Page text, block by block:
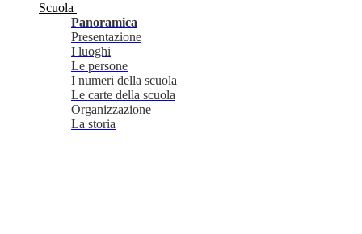
Scuola
Panoramica
Presentazione
I luoghi
Le persone
I numeri della scuola
Le carte della scuola
Organizzazione
La storia